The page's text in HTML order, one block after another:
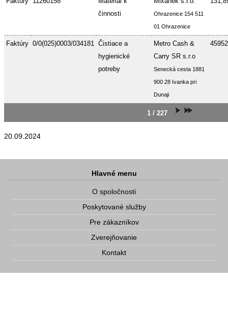
činnosti
Ohrazenice 154 511
01 Ohrazenice
Faktúry 0/0(025)0003/034181 Čistiace a
hygienické
potreby
Metro Cash &
Carry SR s.r.o
Senecká cesta 1881
900 28 Ivanka pri
Dunaji
1 / 227
20.09.2024
Hlavné menu
O spoločnosti
Poskytované služby
Pre zákazníkov
Zverejňovanie
Kontakt